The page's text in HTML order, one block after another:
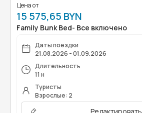
Цена от
15 575,65 BYN
Family Bunk Bed- Все включено
Даты поездки
21.08.2026 - 01.09.2026
Длительность
11 н
Туристы
Взрослые: 2